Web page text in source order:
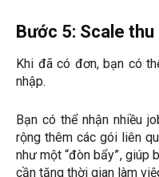
Bước 5: Scale thu
Khi đã có đơn, bạn có
nhập.
Bạn có thể nhận nhiều
rộng thêm các gói liên
như một “đòn bẩy”, giúp
cần tăng thời gian làm